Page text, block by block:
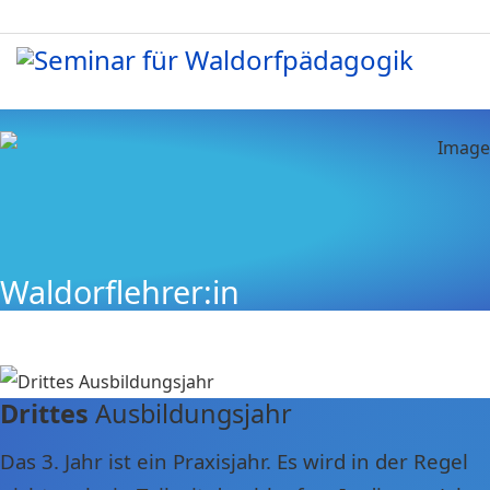
Waldorflehrer:in
Drittes Ausbildungsjahr
Das 3. Jahr ist ein Praxisjahr. Es wird in der Regel